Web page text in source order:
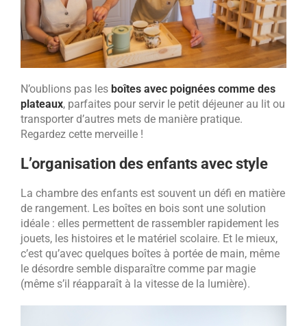
N’oublions pas les boîtes avec poignées comme des
plateaux, parfaites pour servir le petit déjeuner au lit ou
transporter d’autres mets de manière pratique.
Regardez cette merveille !
L’organisation des enfants avec style
La chambre des enfants est souvent un défi en matière
de rangement. Les boîtes en bois sont une solution
idéale : elles permettent de rassembler rapidement les
jouets, les histoires et le matériel scolaire. Et le mieux,
c’est qu’avec quelques boîtes à portée de main, même
le désordre semble disparaître comme par magie
(même s’il réapparaît à la vitesse de la lumière).